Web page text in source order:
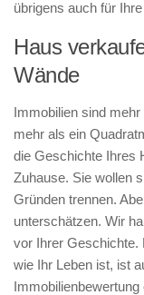
übrigens auch für
Haus
Wände
Immobilien sind
mehr als ein
die Geschichte Ihres
Zuhause. Sie wollen
Gründen trennen.
unterschätzen. Wir
vor Ihrer Geschichte.
wie Ihr Leben ist, ist